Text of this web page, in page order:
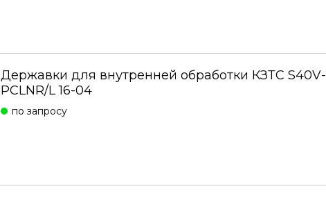
Державки для внутренней обработки КЗТС S40V-
PCLNR/L 16-04
по запросу